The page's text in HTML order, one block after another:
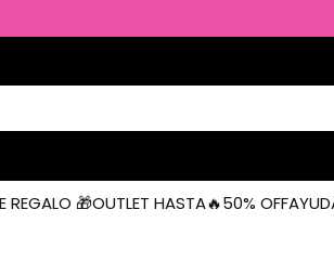
REGALO 🎁OUTLET HASTA🔥50% OFF